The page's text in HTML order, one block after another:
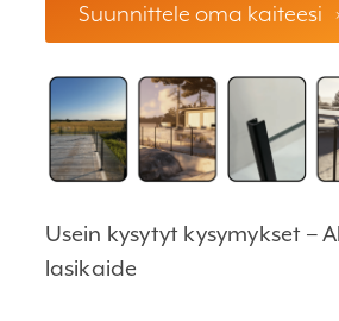
Suunnittele oma kaiteesi
Usein kysytyt kysymykset –
lasikaide